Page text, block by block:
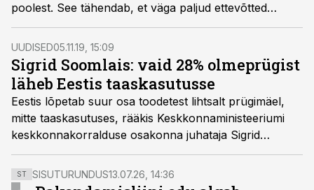
poolest. See tähendab, et väga paljud ettevõtted
panustavad, et leida võimalusi tootmise efektiivsemaks
ja rohelisemaks muutmiseks, rääkis Norra Tööstuste
Föderatsiooni jäätmekäitluse valdkonna juht Gunnar
Grini täna toimuval ringmajanduse konverentsil.
UUDISED05.11.19, 15:09
Sigrid Soomlais: vaid 28% olmeprügist
läheb Eestis taaskasutusse
Eestis lõpetab suur osa toodetest lihtsalt prügimäel,
mitte taaskasutuses, rääkis Keskkonnaministeeriumi
keskkonnakorralduse osakonna juhataja Sigrid
Soomlais täna toimuval ringmajanduse konverentsil.
ST SISUTURUNDUS13.07.26, 14:36